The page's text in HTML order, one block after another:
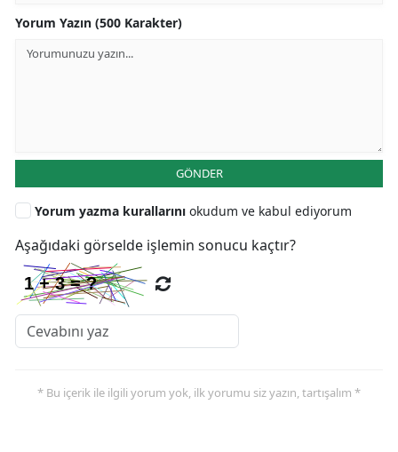
Yorum Yazın (500 Karakter)
GÖNDER
Yorum yazma kurallarını okudum ve kabul ediyorum
Aşağıdaki görselde işlemin sonucu kaçtır?
* Bu içerik ile ilgili yorum yok, ilk yorumu siz yazın, tartışalım *